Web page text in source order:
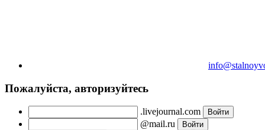
Пожалуйста, авторизуйтесь
.livejournal.com
@mail.ru